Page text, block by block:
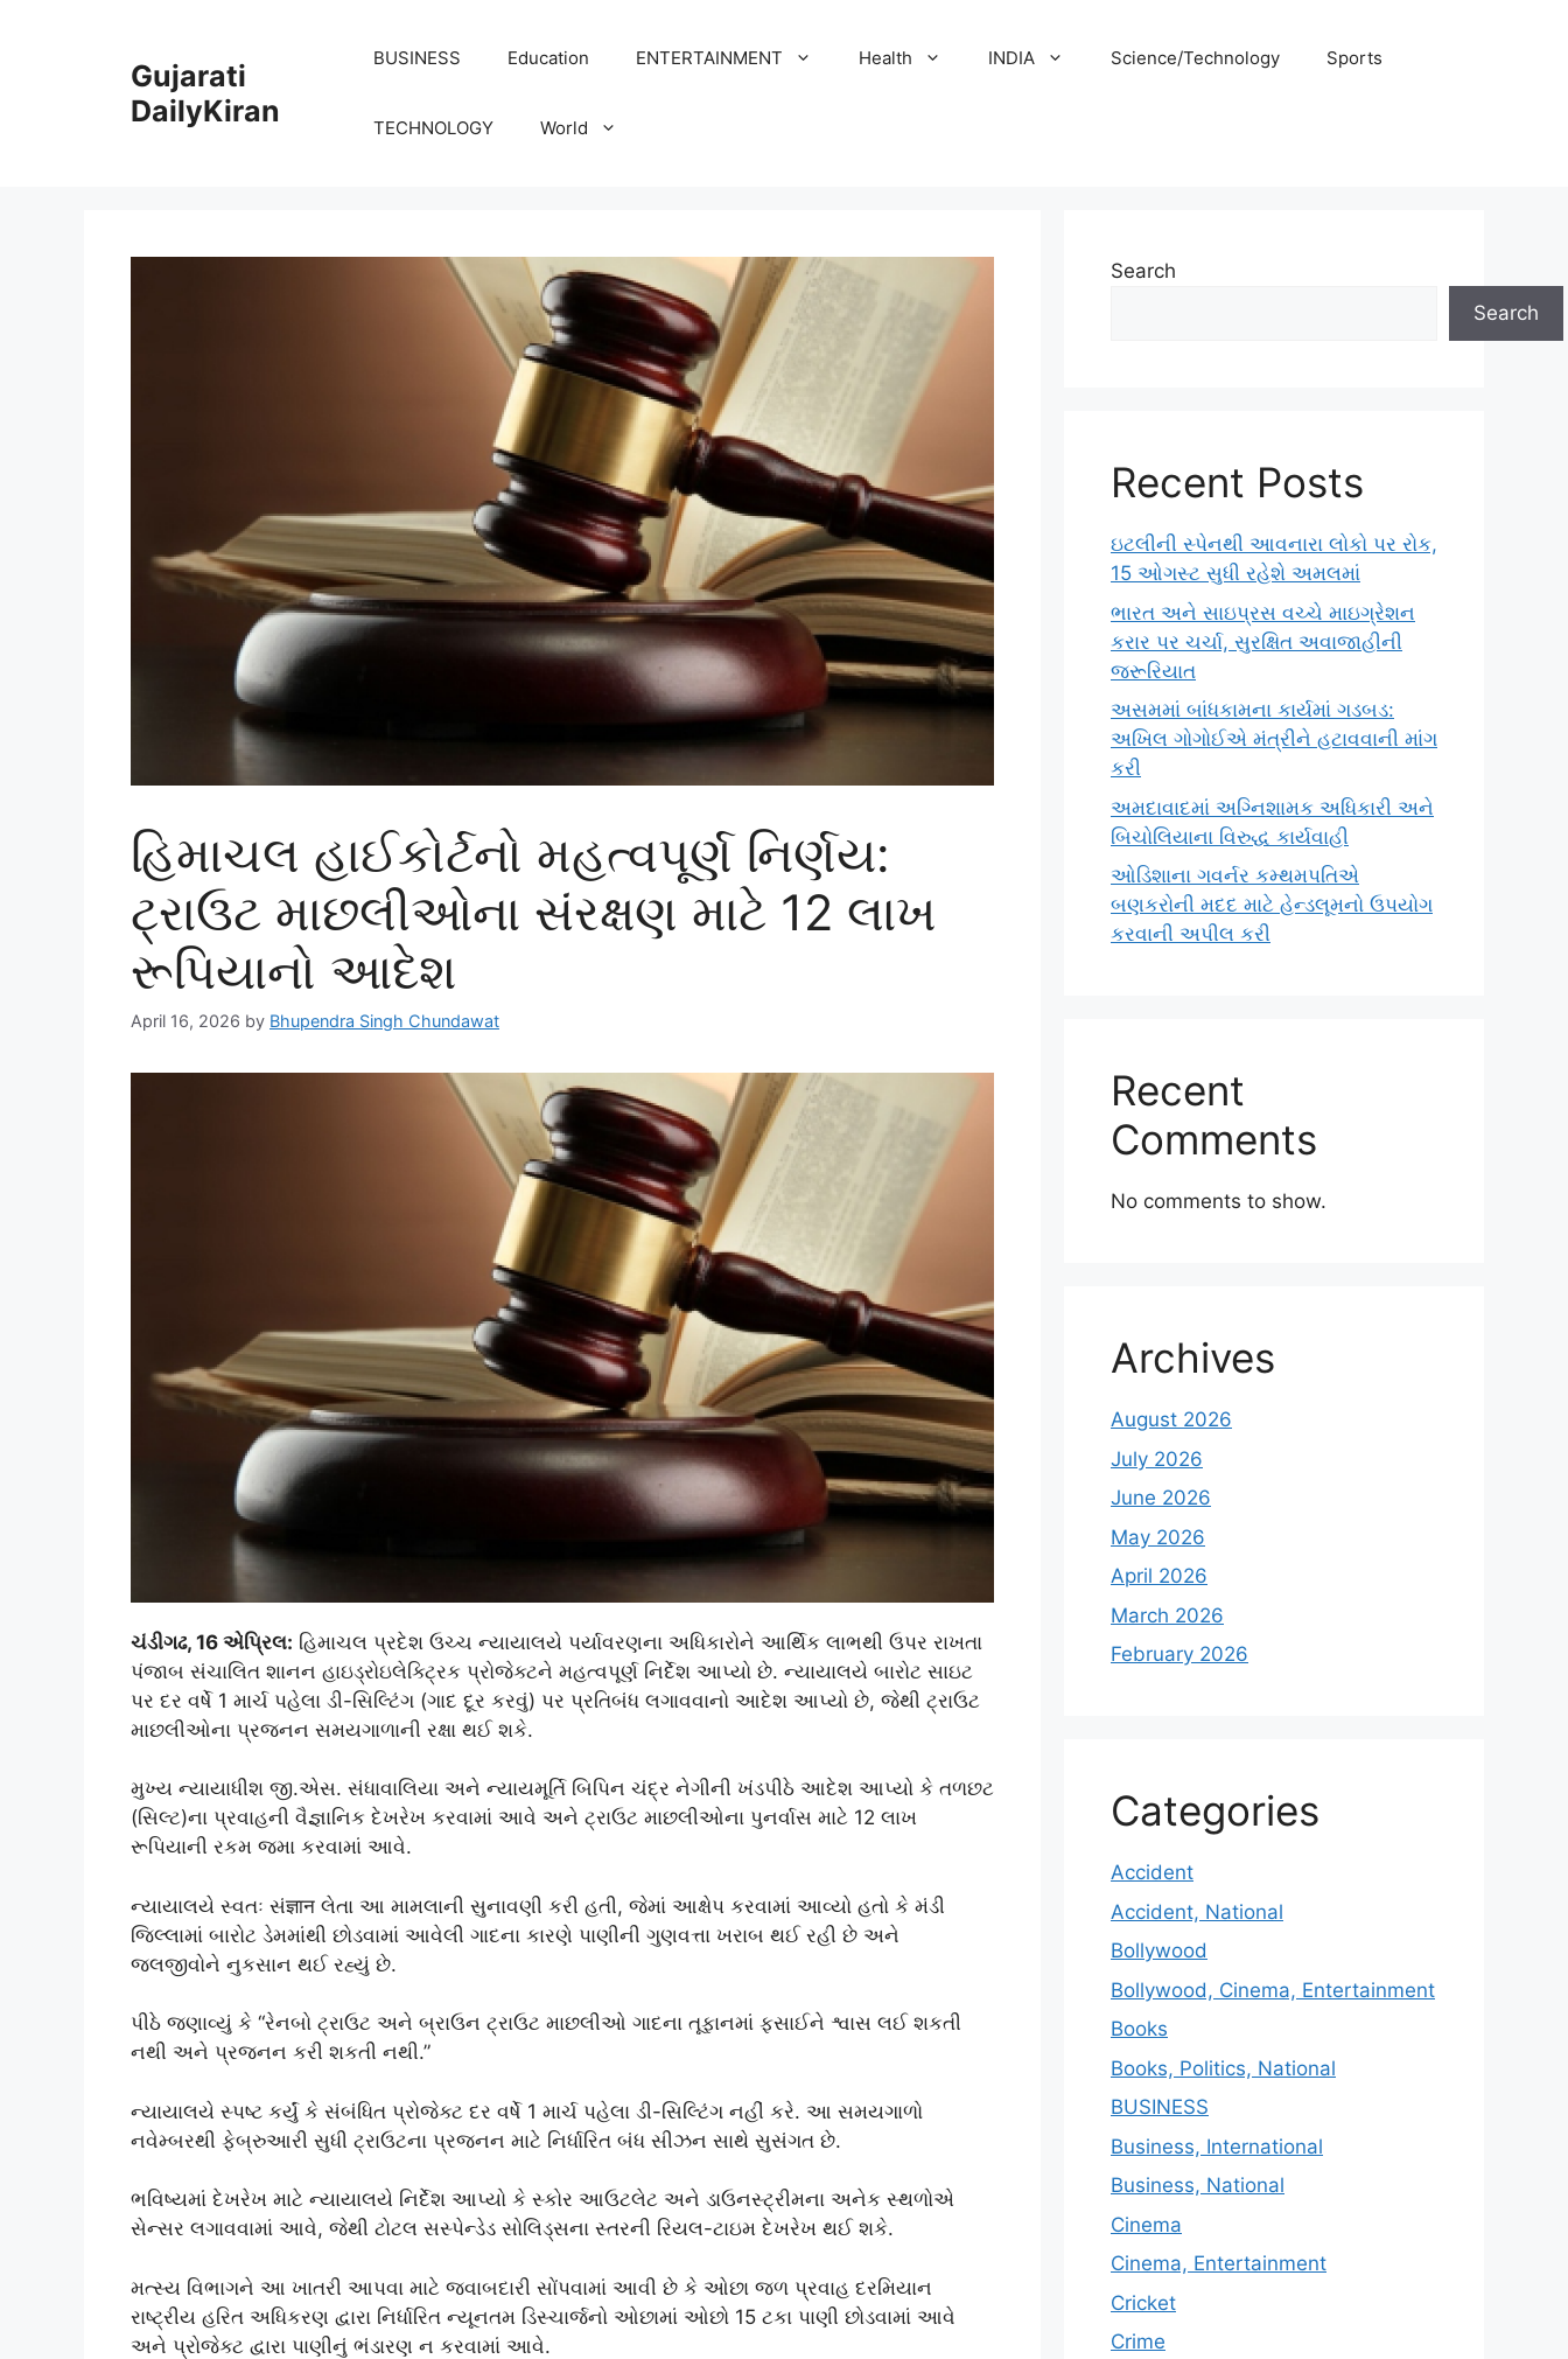
Gujarati
DailyKiran
BUSINESS Education ENTERTAINMENT Health INDIA Science/Technology Sports
TECHNOLOGY World
હિમાચલ હાઈકોર્ટનો મહત્વપૂર્ણ નિર્ણય:
ટ્રાઉટ માછલીઓના સંરક્ષણ માટે 12 લાખ
રૂપિયાનો આદેશ
April 16, 2026 by Bhupendra Singh Chundawat
ચંડીગઢ, 16 એપ્રિલ: હિમાચલ પ્રદેશ ઉચ્ચ ન્યાયાલયે પર્યાવરણના અધિકારોને આર્થિક લાભથી ઉપર રાખતા
પંજાબ સંચાલિત શાનન હાઇડ્રોઇલેક્ટ્રિક પ્રોજેક્ટને મહત્વપૂર્ણ નિર્દેશ આપ્યો છે. ન્યાયાલયે બારોટ સાઇટ
પર દર વર્ષે 1 માર્ચ પહેલા ડી-સિલ્ટિંગ (ગાદ દૂર કરવું) પર પ્રતિબંધ લગાવવાનો આદેશ આપ્યો છે, જેથી ટ્રાઉટ
માછલીઓના પ્રજનન સમયગાળાની રક્ષા થઈ શકે.
મુખ્ય ન્યાયાધીશ જી.એસ. સંધાવાલિયા અને ન્યાયમૂર્તિ બિપિન ચંદ્ર નેગીની ખંડપીઠે આદેશ આપ્યો કે તળછટ
(સિલ્ટ)ના પ્રવાહની વૈજ્ઞાનિક દેખરેખ કરવામાં આવે અને ટ્રાઉટ માછલીઓના પુનર્વાસ માટે 12 લાખ
રૂપિયાની રકમ જમા કરવામાં આવે.
ન્યાયાલયે સ્વતઃ સંज्ञान લેતા આ મામલાની સુનાવણી કરી હતી, જેમાં આક્ષેપ કરવામાં આવ્યો હતો કે મંડી
જિલ્લામાં બારોટ ડેમમાંથી છોડવામાં આવેલી ગાદના કારણે પાણીની ગુણવત્તા ખરાબ થઈ રહી છે અને
જલજીવોને નુકસાન થઈ રહ્યું છે.
પીઠે જણાવ્યું કે “રેનબો ટ્રાઉટ અને બ્રાઉન ટ્રાઉટ માછલીઓ ગાદના તૂફાનમાં ફસાઈને શ્વાસ લઈ શકતી
નથી અને પ્રજનન કરી શકતી નથી.”
ન્યાયાલયે સ્પષ્ટ કર્યું કે સંબંધિત પ્રોજેક્ટ દર વર્ષે 1 માર્ચ પહેલા ડી-સિલ્ટિંગ નહીં કરે. આ સમયગાળો
નવેમ્બરથી ફેબ્રુઆરી સુધી ટ્રાઉટના પ્રજનન માટે નિર્ધારિત બંધ સીઝન સાથે સુસંગત છે.
ભવિષ્યમાં દેખરેખ માટે ન્યાયાલયે નિર્દેશ આપ્યો કે સ્કોર આઉટલેટ અને ડાઉનસ્ટ્રીમના અનેક સ્થળોએ
સેન્સર લગાવવામાં આવે, જેથી ટોટલ સસ્પેન્ડેડ સોલિડ્સના સ્તરની રિયલ-ટાઇમ દેખરેખ થઈ શકે.
મત્સ્ય વિભાગને આ ખાતરી આપવા માટે જવાબદારી સોંપવામાં આવી છે કે ઓછા જળ પ્રવાહ દરમિયાન
રાષ્ટ્રીય હરિત અધિકરણ દ્વારા નિર્ધારિત ન્યૂનતમ ડિસ્ચાર્જનો ઓછામાં ઓછો 15 ટકા પાણી છોડવામાં આવે
અને પ્રોજેક્ટ દ્વારા પાણીનું ભંડારણ ન કરવામાં આવે.
Search
Search
Recent Posts
ઇટલીની સ્પેનથી આવનારા લોકો પર રોક,
15 ઓગસ્ટ સુધી રહેશે અમલમાં
ભારત અને સાઇપ્રસ વચ્ચે માઇગ્રેશન
કરાર પર ચર્ચા, સુરક્ષિત અવાજાહીની
જરૂરિયાત
અસમમાં બાંધકામના કાર્યમાં ગડબડ:
અખિલ ગોગોઈએ મંત્રીને હટાવવાની માંગ
કરી
અમદાવાદમાં અગ્નિશામક અધિકારી અને
બિચોલિયાના વિરુદ્ધ કાર્યવાહી
ઓડિશાના ગવર્નર કમ્થમપતિએ
બણકરોની મદદ માટે હેન્ડલૂમનો ઉપયોગ
કરવાની અપીલ કરી
Recent
Comments
No comments to show.
Archives
August 2026
July 2026
June 2026
May 2026
April 2026
March 2026
February 2026
Categories
Accident
Accident, National
Bollywood
Bollywood, Cinema, Entertainment
Books
Books, Politics, National
BUSINESS
Business, International
Business, National
Cinema
Cinema, Entertainment
Cricket
Crime